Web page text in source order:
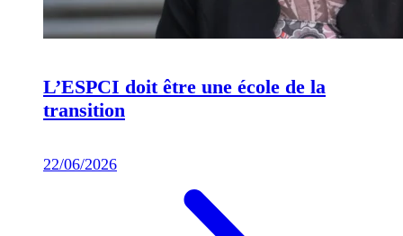
L’ESPCI doit être une école de la
transition
22/06/2026